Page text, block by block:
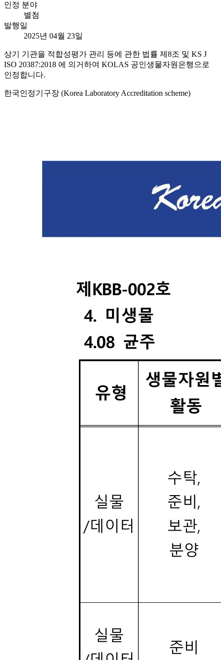
인정 분야
별첨
발행일
2025년 04월 23일
상기 기관을 적합성평가 관리 등에 관한 법률 제8조 및 KS J
ISO 20387:2018 에 의거하여 KOLAS 공인생물자원은행으로
인정합니다.
한국인정기구장 (Korea Laboratory Accreditation scheme)